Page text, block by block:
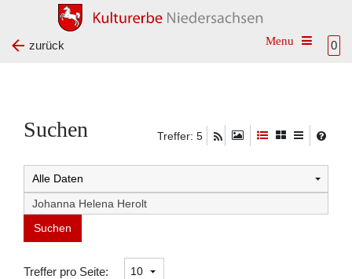
0
Toggle
zurück
Suchen Treffer: 5
Suchtreffer:
Treffer pro Seite: